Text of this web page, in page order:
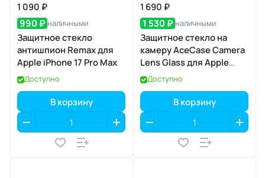
1 090 ₽
990 ₽ наличными
Защитное стекло
антишпион Remax для
Apple iPhone 17 Pro Max
Доступно
В корзину
1 690 ₽
1 530 ₽ наличными
Защитное стекло на
камеру AceCase Camera
Lens Glass для Apple
iPhone 17 Air
Доступно
В корзину